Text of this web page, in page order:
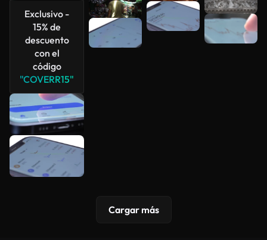
Exclusivo -
15% de
descuento
con el
código
"COVERR15"
Ver más
Cargar más